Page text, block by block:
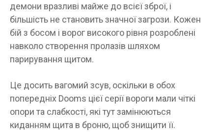
демони вразливі майже до всієї зброї, і
більшість не становить значної загрози. Кожен
бій з босом і ворог високого рівня розроблені
навколо створення пролазів шляхом
парирування щитом.
Це досить вагомий зсув, оскільки в обох
попередніх Dooms цієї серії вороги мали чіткі
опори та слабкості, які тут замінюються
киданням щита в броню, щоб знищити її.